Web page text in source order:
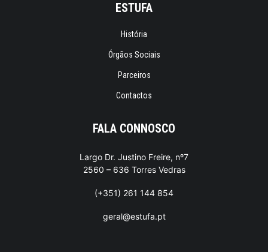
ESTUFA
História
Órgãos Sociais
Parceiros
Contactos
FALA CONNOSCO
Largo Dr. Justino Freire, nº7
2560 – 636 Torres Vedras
(+351) 261 144 854
geral@estufa.pt